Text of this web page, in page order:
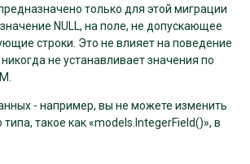
только для этой миграции
NULL, на поле, не допускающее
строки. Это не влияет на поведение
не устанавливает значения по
- например, вы не можете изменить
такое как «models.IntegerField()», в